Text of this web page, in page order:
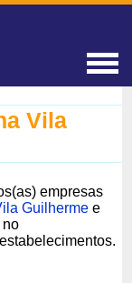
Vila
empresas
Guilherme e
no